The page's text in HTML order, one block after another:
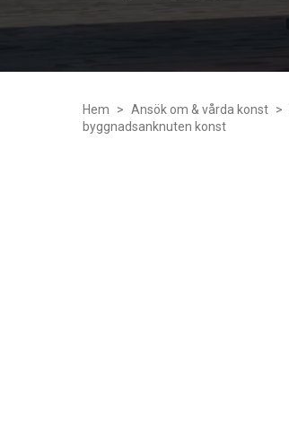
Hem Ansök om & vårda konst
byggnadsanknuten konst